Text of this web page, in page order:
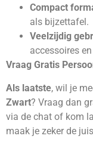
Compact
als bijzettafel.
Veelzijdig
accessoires
Vraag Gratis
Als laatste, wil je
Zwart? Vraag dan
via de chat of kom
maak je zeker de